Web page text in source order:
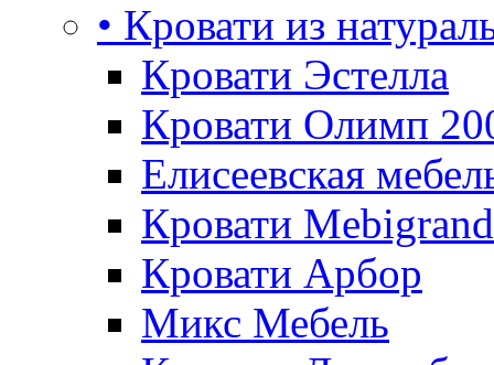
• Кровати из
Кровати Эстелла
Кровати Олимп
Елисеевская
Кровати Mebigrand
Кровати Арбор
Микс Мебель